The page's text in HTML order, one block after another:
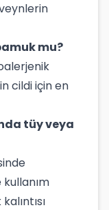
mu?
cildi için en
tüy veya
kullanım